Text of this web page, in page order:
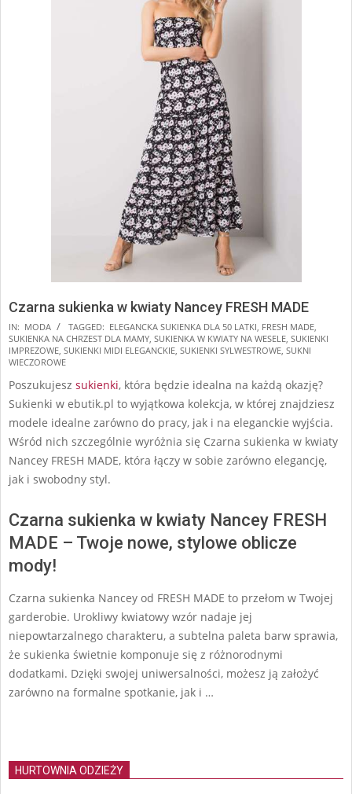
Czarna sukienka w kwiaty Nancey FRESH MADE
2024-
09-
18
IN: MODA TAGGED: ELEGANCKA SUKIENKA DLA 50 LATKI FRESH MADE
SUKIENKA NA CHRZEST DLA MAMY SUKIENKA W KWIATY NA WESELE SUKIENKI
IMPREZOWE SUKIENKI MIDI ELEGANCKIE SUKIENKI SYLWESTROWE SUKNI
WIECZOROWE
Poszukujesz sukienki, która będzie idealna na każdą okazję?
Sukienki w ebutik.pl to wyjątkowa kolekcja, w której znajdziesz
modele idealne zarówno do pracy, jak i na eleganckie wyjścia.
Wśród nich szczególnie wyróżnia się Czarna sukienka w kwiaty
Nancey FRESH MADE, która łączy w sobie zarówno elegancję,
jak i swobodny styl.
Czarna sukienka w kwiaty Nancey FRESH
MADE – Twoje nowe, stylowe oblicze
mody!
Czarna sukienka Nancey od FRESH MADE to przełom w Twojej
garderobie. Urokliwy kwiatowy wzór nadaje jej
niepowtarzalnego charakteru, a subtelna paleta barw sprawia,
że sukienka świetnie komponuje się z różnorodnymi
dodatkami. Dzięki swojej uniwersalności, możesz ją założyć
zarówno na formalne spotkanie, jak i …
HURTOWNIA ODZIEŻY